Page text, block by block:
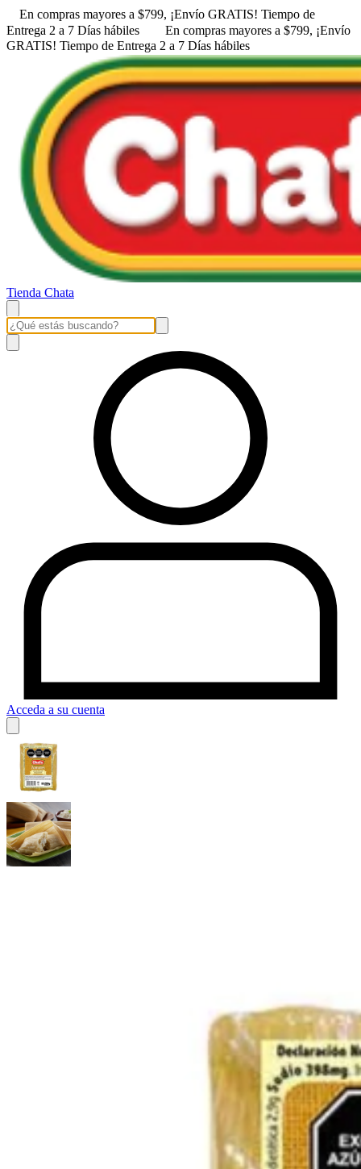
En compras mayores a $799, ¡Envío GRATIS! ㅤㅤTiempo de
Entrega 2 a 7 Días hábiles
En compras mayores a $799, ¡Envío
GRATIS! ㅤㅤTiempo de Entrega 2 a 7 Días hábiles
Tienda Chata
Acceda a su cuenta